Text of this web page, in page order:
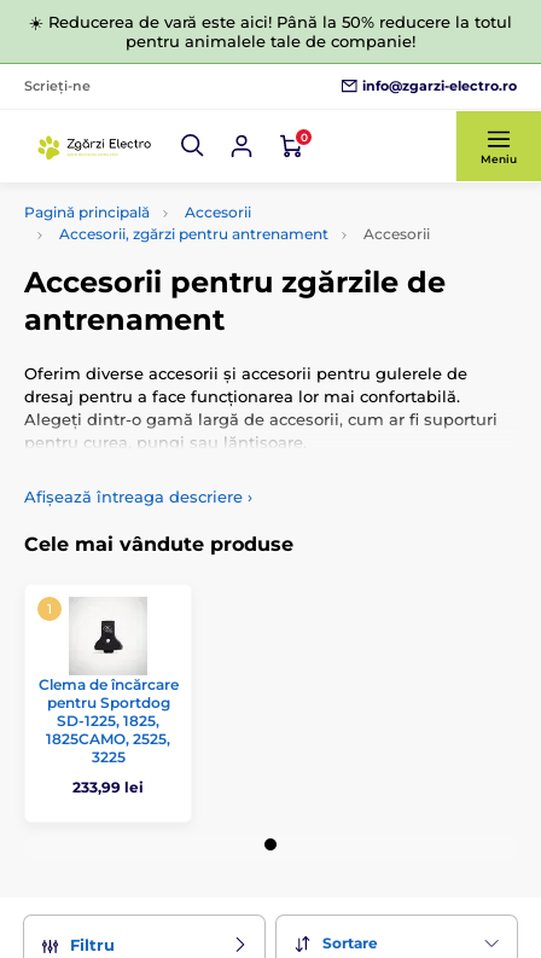
☀️ Reducerea de vară este aici! Până la 50% reducere la totul
pentru animalele tale de companie!
Scrieți-ne info@zgarzi-electro.ro
0
Meniu
Pagină principală
Accesorii
Accesorii, zgărzi pentru antrenament
Accesorii
Accesorii pentru zgărzile de
antrenament
Oferim diverse accesorii și accesorii pentru gulerele de
dresaj pentru a face funcționarea lor mai confortabilă.
Alegeți dintr-o gamă largă de accesorii, cum ar fi suporturi
pentru curea, pungi sau lănțișoare.
Afișează întreaga descriere ›
Cele mai vândute produse
Clema de încărcare
pentru Sportdog
SD-1225, 1825,
1825CAMO, 2525,
3225
233,99 lei
Filtru Sortare